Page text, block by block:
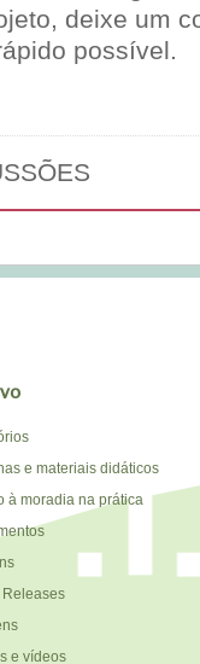
deixe um
possível.
e materiais didáticos
à moradia na prática
Releases
e vídeos